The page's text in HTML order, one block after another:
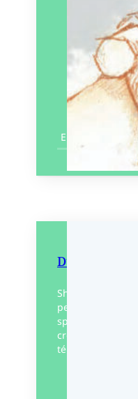
En savoir plus
Du Spirituel
Shani Diluka
personnelle
spirituelle de
croisée de
témoignage